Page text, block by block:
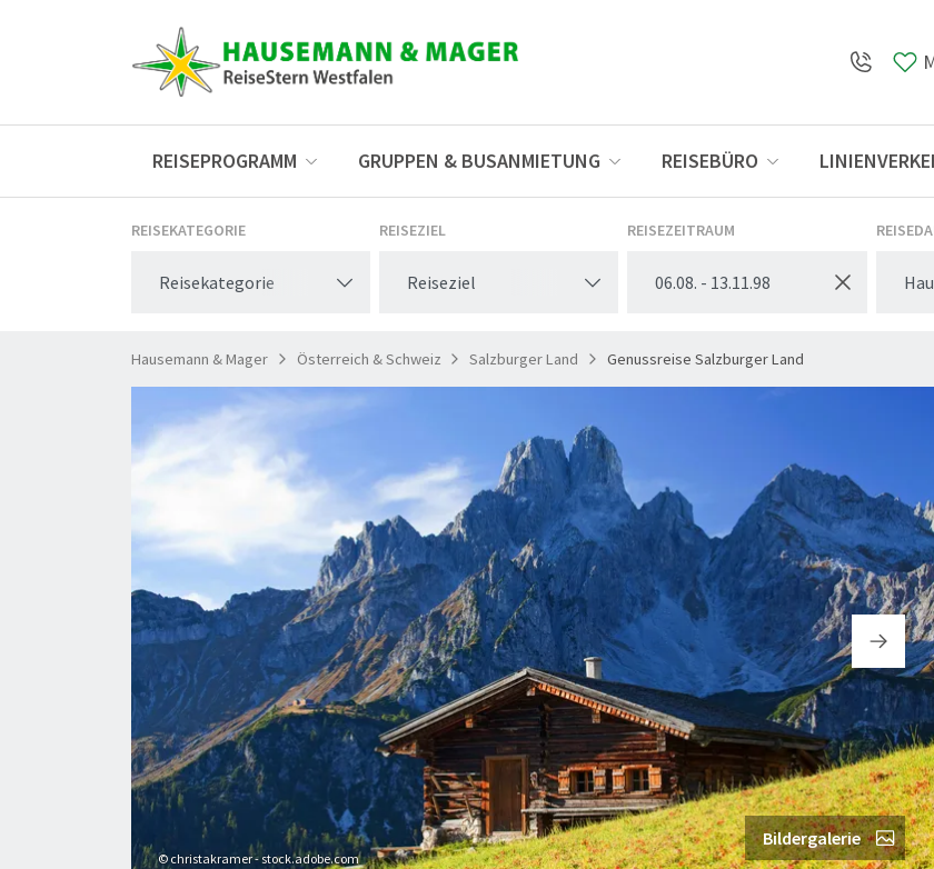
Öffnungszeiten
REISEPROGRAMM GRUPPEN & BUSANMIETUNG REISEBÜRO
REISEKATEGORIE
Reisekategorie
REISEZIEL
Reiseziel
REISEZEITRAUM
Hausemann & Mager Österreich & Schweiz Salzburger Land Genussreise Salzburger Land
© christakramer - stock.adobe.com
Bildergalerie